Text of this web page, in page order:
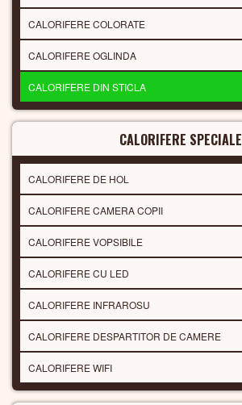
CALORIFERE COLORATE
CALORIFERE OGLINDA
CALORIFERE DIN STICLA
CALORIFERE SPECIALE
CALORIFERE DE HOL
CALORIFERE CAMERA COPII
CALORIFERE VOPSIBILE
CALORIFERE CU LED
CALORIFERE INFRAROSU
CALORIFERE DESPARTITOR DE CAMERE
CALORIFERE WIFI